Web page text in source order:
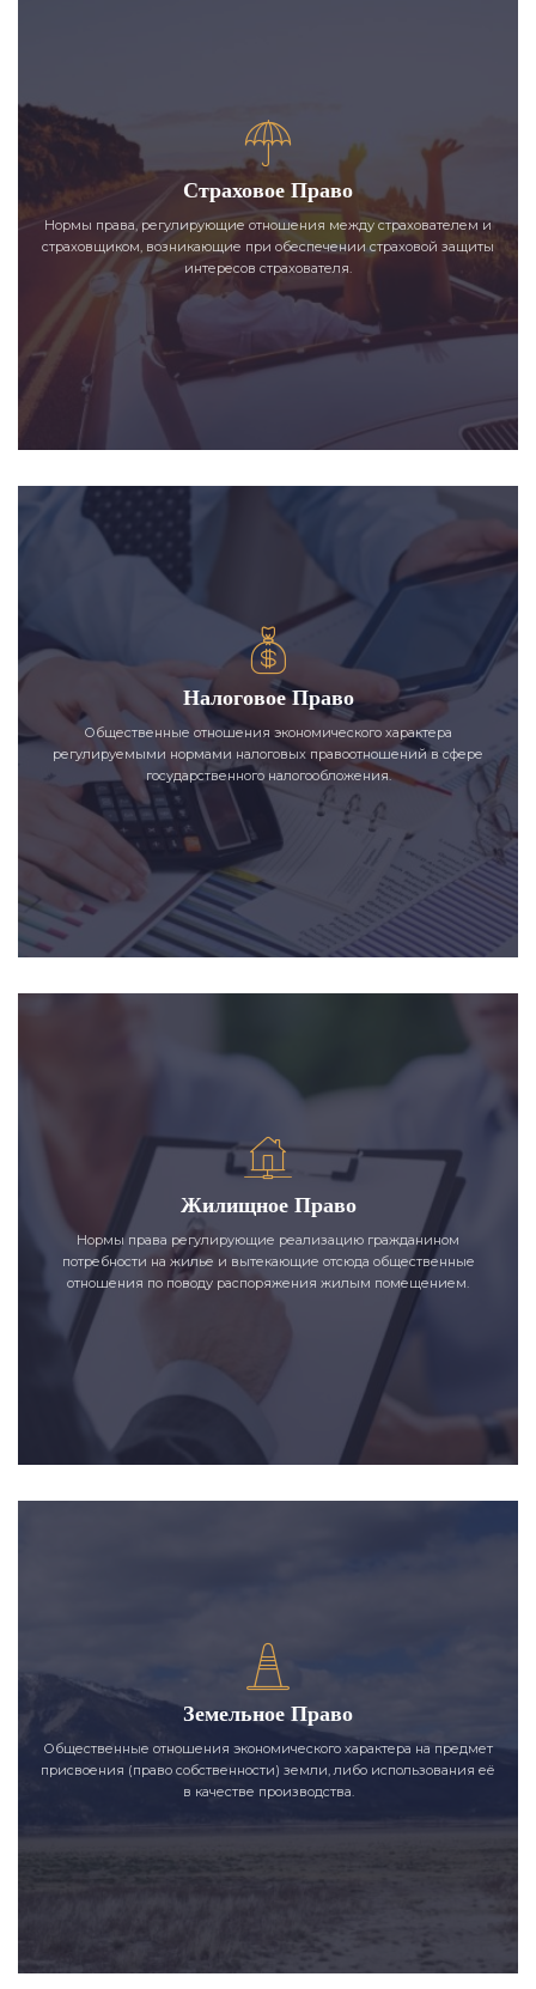
Страховое Право
Нормы права, регулирующие отношения между страхователем и
страховщиком, возникающие при обеспечении страховой защиты
интересов страхователя.
Налоговое Право
Общественные отношения экономического характера
регулируемыми нормами налоговых правоотношений в сфере
государственного налогообложения.
Жилищное Право
Нормы права регулирующие реализацию гражданином
потребности на жилье и вытекающие отсюда общественные
отношения по поводу распоряжения жилым помещением.
Земельное Право
Общественные отношения экономического характера на предмет
присвоения (право собственности) земли, либо использования её
в качестве производства.